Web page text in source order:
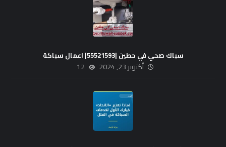
سباك صحي في حطين |55521593| اعمال سباكة
أكتوبر 23, 2024 12